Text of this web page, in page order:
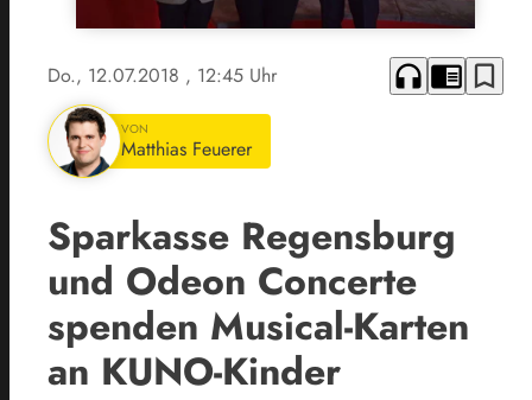
Do., 12.07.2018 , 12:45 Uhr headphones chrome_reader_mode bookmark_border
VON
Matthias Feuerer
Sparkasse Regensburg
und Odeon Concerte
spenden Musical-Karten
an KUNO-Kinder